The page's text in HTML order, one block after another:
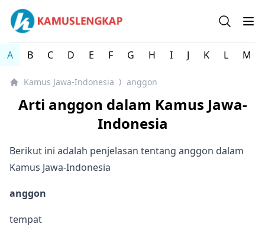
Kamus Lengkap Jawa-Indonesia - Kamus Bahasa Daerah
Open
A B C D E F G H I J K L M
Kamus Jawa-Indonesia ⟩ anggon
Arti anggon dalam Kamus Jawa-
Indonesia
Berikut ini adalah penjelasan tentang anggon dalam
Kamus Jawa-Indonesia
anggon
tempat